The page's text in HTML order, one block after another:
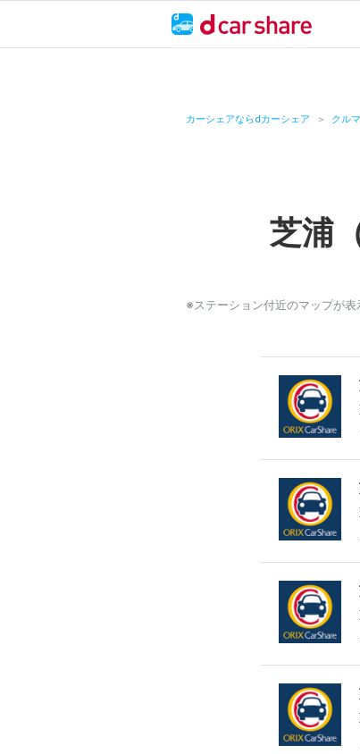
カーシェアならdカーシェア クル
芝浦
※ステーション付近のマップが
よくあるご